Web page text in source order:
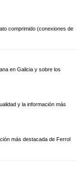
comprimido (conexiones de
en Galicia y sobre los
y la información más
más destacada de Ferrol